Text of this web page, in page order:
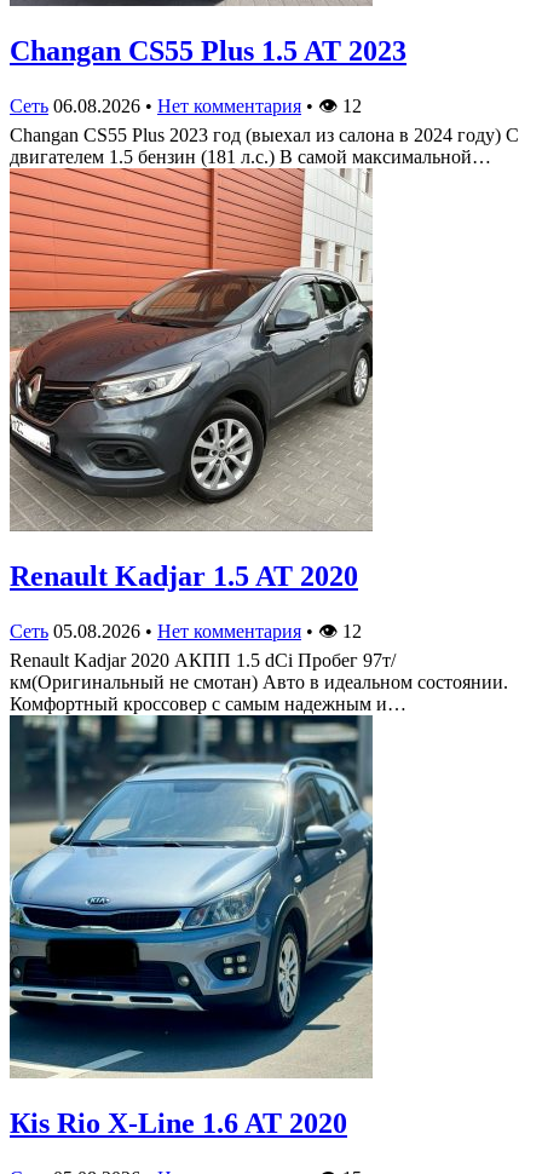
Changan CS55 Plus 1.5 AT 2023
Сеть 06.08.2026 • Нет комментария • 👁 12
Changan CS55 Plus 2023 год (выехал из салона в 2024 году) С
двигателем 1.5 бензин (181 л.с.) В самой максимальной…
Renault Kadjar 1.5 AT 2020
Сеть 05.08.2026 • Нет комментария • 👁 12
Renault Kadjar 2020 АКПП 1.5 dCi Пробег 97т/
км(Оригинальный не смотан) Авто в идеальном состоянии.
Комфортный кроссовер с самым надежным и…
Кis Rio X-Line 1.6 AT 2020